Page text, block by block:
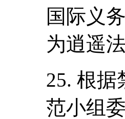
国际义
为逍遥
25. 根据
范小组